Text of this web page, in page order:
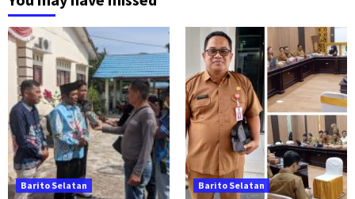
Barito Selatan Barito Selatan